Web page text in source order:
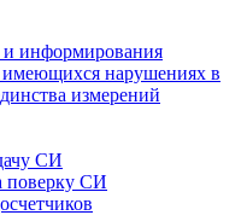
информирования
имеющихся нарушениях в
измерений
СИ
поверку СИ